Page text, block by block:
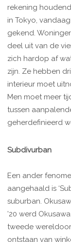
rekening
in Tokyo,
gekend.
deel uit van de
zich hardop af
zijn. Ze hebben
interieur moet
Men moet meer
tussen
geherdefinieerd
Subdivurban
Een ander
aangehaald is
suburban.
’20 werd
tweede
ontstaan van